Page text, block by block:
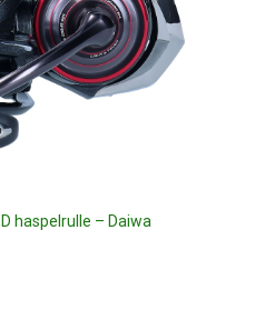
haspelrulle – Daiwa